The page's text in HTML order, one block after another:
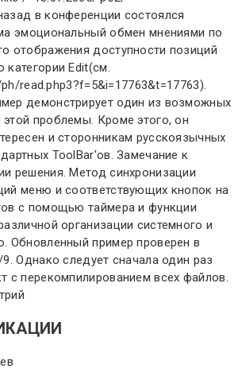
в конференции состоялся
эмоциональный обмен мнениями по
отображения доступности позиций
категории Edit(см.
read.php3?f=5&i=17763&t=17763).
демонстрирует один из возможных
проблемы. Кроме этого, он
и сторонникам русскоязычных
ToolBar'ов. Замечание к
решения. Метод синхронизации
меню и соответствующих кнопок на
с помощью таймера и функции
организации системного и
Обновленный пример проверен в
Однако следует сначала один раз
с перекомпилированием всех файлов.